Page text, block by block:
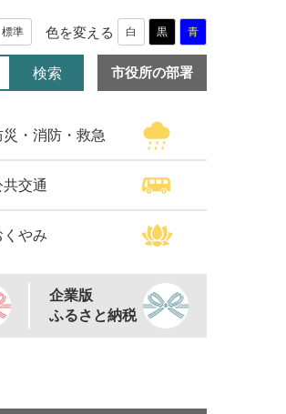
標準 色を変える 白 黒 青
市役所の部署
災・消防・救急
共交通
くやみ
企業版
ふるさと納税